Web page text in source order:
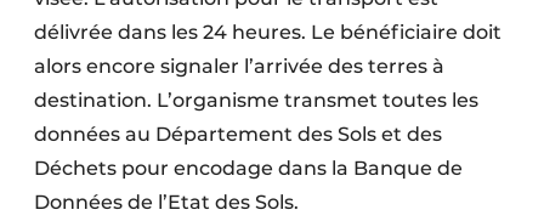
délivrée dans les 24 heures. Le bénéficiaire doit
alors encore signaler l’arrivée des terres à
destination. L’organisme transmet toutes les
données au Département des Sols et des
Déchets pour encodage dans la Banque de
Données de l’Etat des Sols.